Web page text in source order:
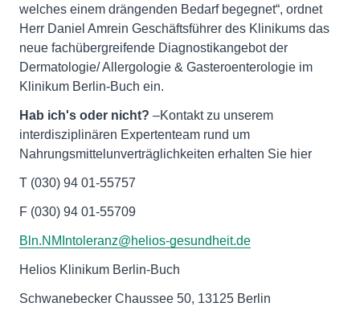
welches einem drängenden Bedarf begegnet“, ordnet
Herr Daniel Amrein Geschäftsführer des Klinikums das
neue fachübergreifende Diagnostikangebot der
Dermatologie/ Allergologie & Gasteroenterologie im
Klinikum Berlin-Buch ein.
Hab ich's oder nicht? –Kontakt zu unserem
interdisziplinären Expertenteam rund um
Nahrungsmittelunverträglichkeiten erhalten Sie hier
T (030) 94 01-55757
F (030) 94 01-55709
Bln.NMIntoleranz@helios-gesundheit.de
Helios Klinikum Berlin-Buch
Schwanebecker Chaussee 50, 13125 Berlin